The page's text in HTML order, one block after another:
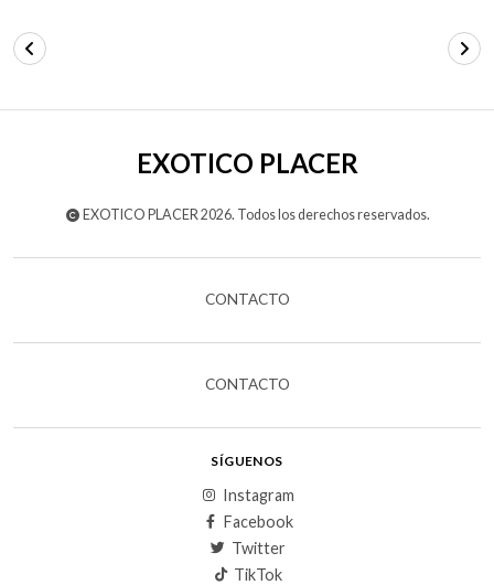
EXOTICO PLACER
EXOTICO PLACER 2026. Todos los derechos reservados.
CONTACTO
CONTACTO
SÍGUENOS
Instagram
Facebook
Twitter
TikTok